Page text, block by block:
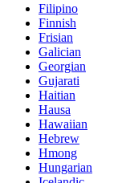
Filipino
Finnish
Frisian
Galician
Georgian
Gujarati
Haitian
Hausa
Hawaiian
Hebrew
Hmong
Hungarian